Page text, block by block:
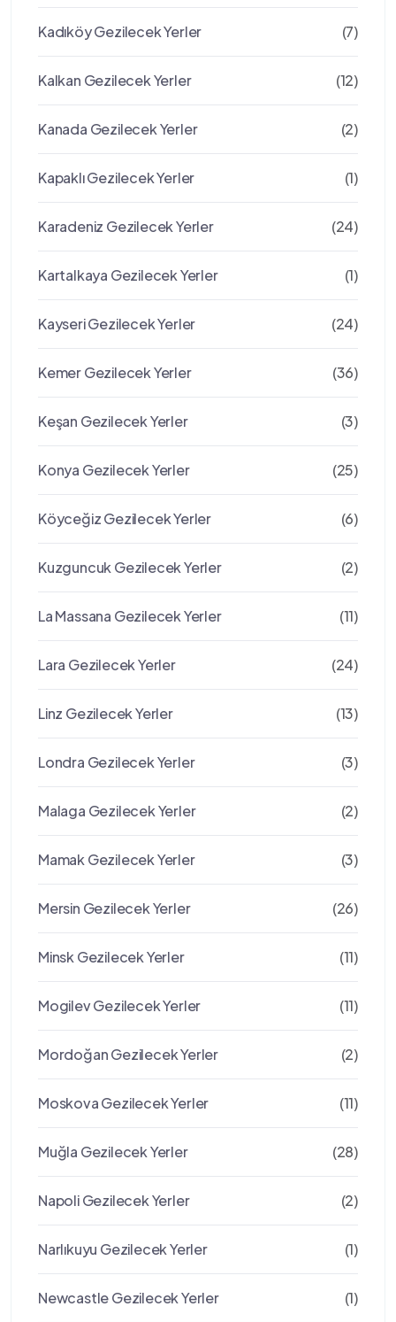
Kadıköy Gezilecek Yerler (7)
Kalkan Gezilecek Yerler (12)
Kanada Gezilecek Yerler (2)
Kapaklı Gezilecek Yerler (1)
Karadeniz Gezilecek Yerler (24)
Kartalkaya Gezilecek Yerler (1)
Kayseri Gezilecek Yerler (24)
Kemer Gezilecek Yerler (36)
Keşan Gezilecek Yerler (3)
Konya Gezilecek Yerler (25)
Köyceğiz Gezilecek Yerler (6)
Kuzguncuk Gezilecek Yerler (2)
La Massana Gezilecek Yerler (11)
Lara Gezilecek Yerler (24)
Linz Gezilecek Yerler (13)
Londra Gezilecek Yerler (3)
Malaga Gezilecek Yerler (2)
Mamak Gezilecek Yerler (3)
Mersin Gezilecek Yerler (26)
Minsk Gezilecek Yerler (11)
Mogilev Gezilecek Yerler (11)
Mordoğan Gezilecek Yerler (2)
Moskova Gezilecek Yerler (11)
Muğla Gezilecek Yerler (28)
Napoli Gezilecek Yerler (2)
Narlıkuyu Gezilecek Yerler (1)
Newcastle Gezilecek Yerler (1)